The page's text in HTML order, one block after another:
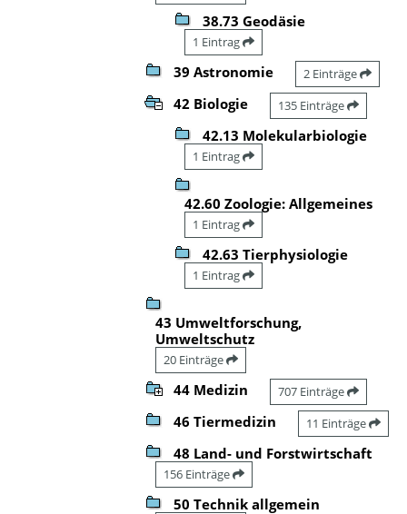
38.73 Geodäsie
1 Eintrag
39 Astronomie 2 Einträge
42 Biologie 135 Einträge
42.13 Molekularbiologie
1 Eintrag
42.60 Zoologie: Allgemeines
1 Eintrag
42.63 Tierphysiologie
1 Eintrag
43 Umweltforschung,
Umweltschutz
20 Einträge
44 Medizin 707 Einträge
46 Tiermedizin 11 Einträge
48 Land- und Forstwirtschaft
156 Einträge
50 Technik allgemein